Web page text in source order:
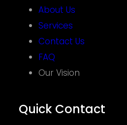
About Us
Services
Contact Us
FAQ
Our Vision
Quick Contact